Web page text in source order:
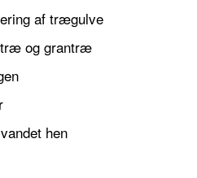
af trægulve
og grantræ
hen